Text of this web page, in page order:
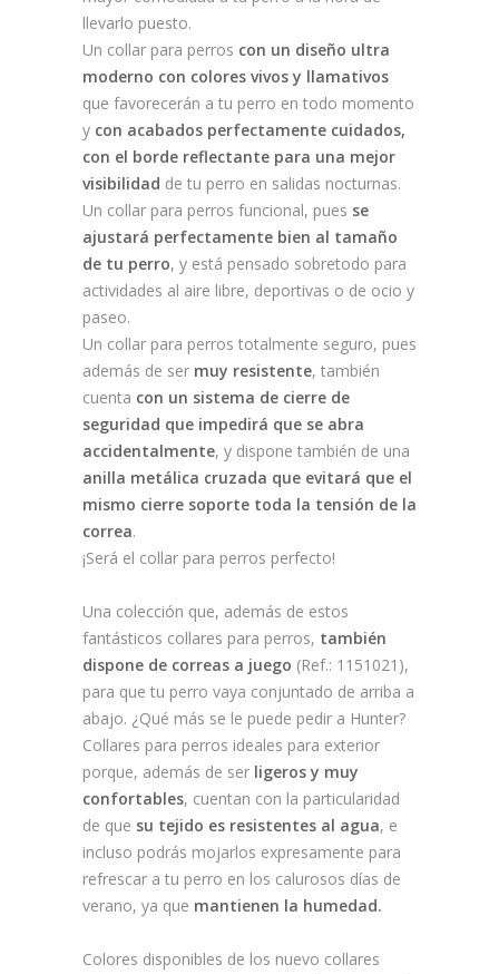
llevarlo puesto.
Un collar para perros con un diseño ultra
moderno con colores vivos y llamativos
que favorecerán a tu perro en todo momento
y con acabados perfectamente cuidados,
con el borde reflectante para una mejor
visibilidad de tu perro en salidas nocturnas.
Un collar para perros funcional, pues se
ajustará perfectamente bien al tamaño
de tu perro, y está pensado sobretodo para
actividades al aire libre, deportivas o de ocio y
paseo.
Un collar para perros totalmente seguro, pues
además de ser muy resistente, también
cuenta con un sistema de cierre de
seguridad que impedirá que se abra
accidentalmente, y dispone también de una
anilla metálica cruzada que evitará que el
mismo cierre soporte toda la tensión de la
correa.
¡Será el collar para perros perfecto!
Una colección que, además de estos
fantásticos collares para perros, también
dispone de correas a juego (Ref.: 1151021),
para que tu perro vaya conjuntado de arriba a
abajo. ¿Qué más se le puede pedir a Hunter?
Collares para perros ideales para exterior
porque, además de ser ligeros y muy
confortables, cuentan con la particularidad
de que su tejido es resistentes al agua, e
incluso podrás mojarlos expresamente para
refrescar a tu perro en los calurosos días de
verano, ya que mantienen la humedad.
Colores disponibles de los nuevo collares